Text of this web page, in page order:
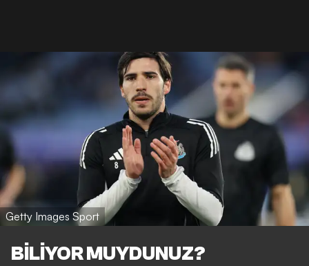
Getty Images Sport
BİLİYOR MUYDUNUZ?